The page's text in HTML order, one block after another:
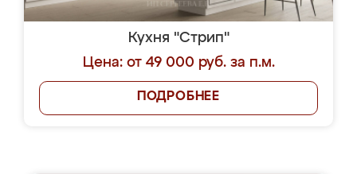
Кухня "Стрип"
Цена: от 49 000 руб. за п.м.
ПОДРОБНЕЕ